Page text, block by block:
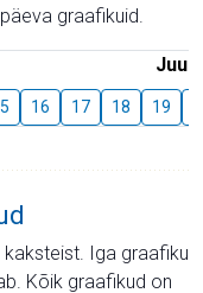
graafikuid.
Juuli
16 17 18 19
Iga graafiku
Kõik graafikud on